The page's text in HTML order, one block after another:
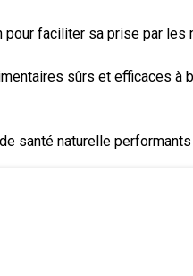
pour faciliter sa prise par
sûrs et efficaces
santé naturelle